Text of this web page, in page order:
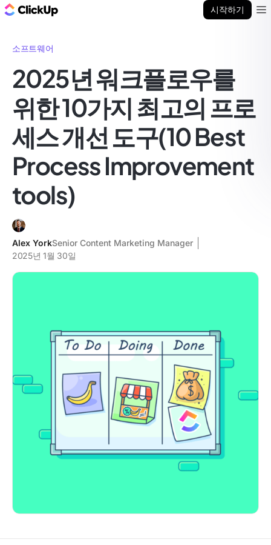
시작하기
소프트웨어
2025년 워크플로우를
위한 10가지 최고의 프로
세스 개선 도구(10 Best
Process Improvement
tools)
Alex YorkSenior Content Marketing Manager
2025년 1월 30일